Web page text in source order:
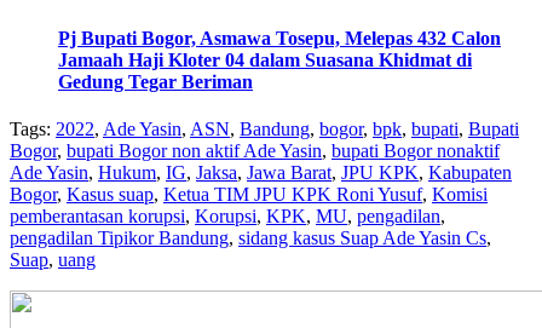
Pj Bupati Bogor, Asmawa Tosepu, Melepas 432 Calon
Jamaah Haji Kloter 04 dalam Suasana Khidmat di
Gedung Tegar Beriman
Tags: 2022, Ade Yasin, ASN, Bandung, bogor, bpk, bupati, Bupati
Bogor, bupati Bogor non aktif Ade Yasin, bupati Bogor nonaktif
Ade Yasin, Hukum, IG, Jaksa, Jawa Barat, JPU KPK, Kabupaten
Bogor, Kasus suap, Ketua TIM JPU KPK Roni Yusuf, Komisi
pemberantasan korupsi, Korupsi, KPK, MU, pengadilan,
pengadilan Tipikor Bandung, sidang kasus Suap Ade Yasin Cs,
Suap, uang